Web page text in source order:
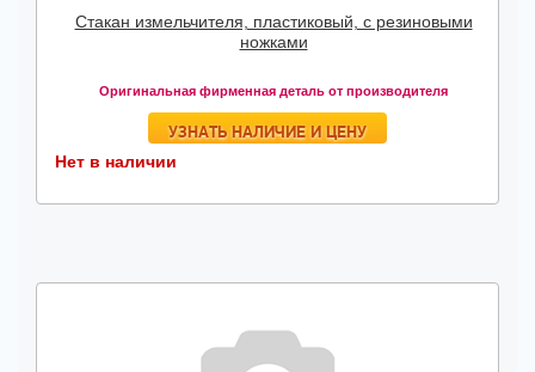
Стакан измельчителя, пластиковый, с резиновыми
ножками
Оригинальная фирменная деталь от производителя
УЗНАТЬ НАЛИЧИЕ И ЦЕНУ
Нет в наличии